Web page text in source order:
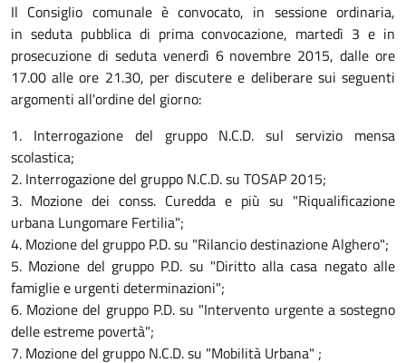
Il Consiglio comunale è convocato, in sessione ordinaria,
in seduta pubblica di prima convocazione, martedì 3 e in
prosecuzione di seduta venerdì 6 novembre 2015, dalle ore
17.00 alle ore 21.30, per discutere e deliberare sui seguenti
argomenti all'ordine del giorno:
1. Interrogazione del gruppo N.C.D. sul servizio mensa
scolastica;
2. Interrogazione del gruppo N.C.D. su TOSAP 2015;
3. Mozione dei conss. Curedda e più su "Riqualificazione
urbana Lungomare Fertilia";
4. Mozione del gruppo P.D. su "Rilancio destinazione Alghero";
5. Mozione del gruppo P.D. su "Diritto alla casa negato alle
famiglie e urgenti determinazioni";
6. Mozione del gruppo P.D. su "Intervento urgente a sostegno
delle estreme povertà";
7. Mozione del gruppo N.C.D. su "Mobilità Urbana" ;